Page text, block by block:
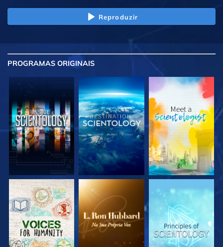
Reproduzir
PROGRAMAS ORIGINAIS
EXPLORE A SÉRIE EXPLORE A SÉRIE EXPLORE A SÉRIE